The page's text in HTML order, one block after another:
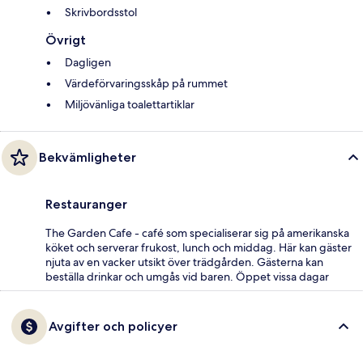
Skrivbordsstol
Övrigt
Dagligen
Värdeförvaringsskåp på rummet
Miljövänliga toalettartiklar
Bekvämligheter
Restauranger
The Garden Cafe - café som specialiserar sig på amerikanska
köket och serverar frukost, lunch och middag. Här kan gäster
njuta av en vacker utsikt över trädgården. Gästerna kan
beställa drinkar och umgås vid baren. Öppet vissa dagar
Avgifter och policyer